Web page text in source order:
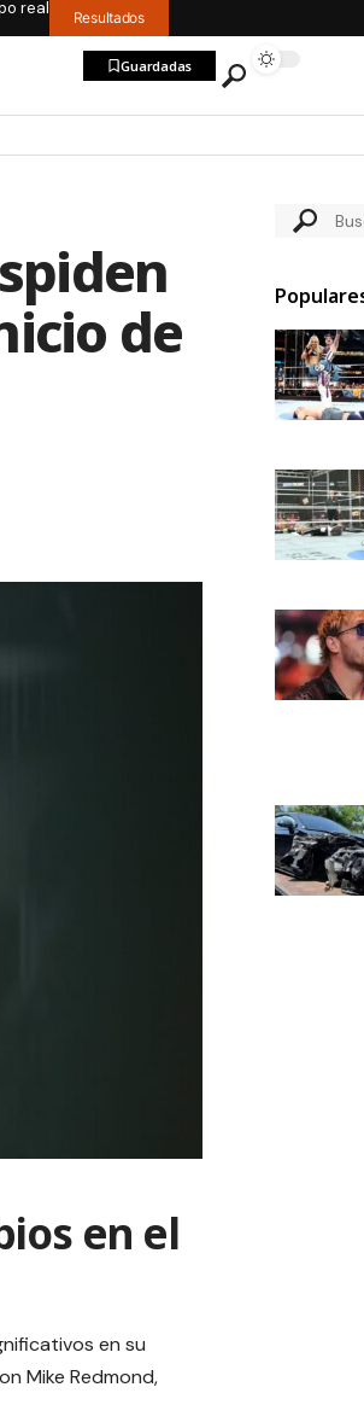
real Resultados
Guardadas
de
en el
en su
Mike Redmond,